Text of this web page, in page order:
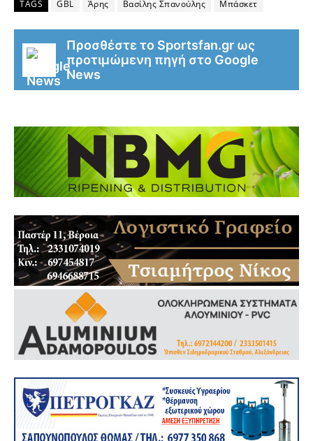
TAGS GBL Άρης Βασίλης Σπανούλης Μπάσκετ
Προσθέστε το Sportsfan.gr ως
προτιμώμενη πηγή στο Google
News